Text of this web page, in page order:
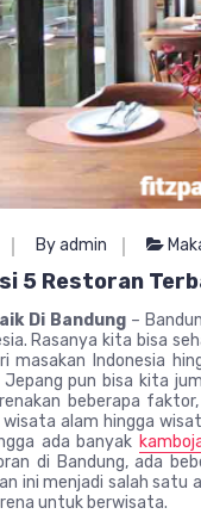
By admin
5 Restoran
Di Bandung –
Rasanya kita bisa
masakan Indonesia
Jepang pun bisa kita
beberapa
alam hingga
ada banyak
di Bandung, ada
ini menjadi salah satu
untuk berwisata.